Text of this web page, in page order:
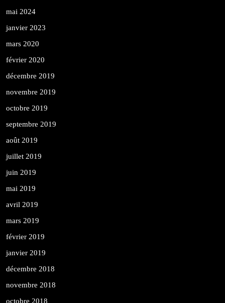
mai 2024
janvier 2023
mars 2020
février 2020
décembre 2019
novembre 2019
octobre 2019
septembre 2019
août 2019
juillet 2019
juin 2019
mai 2019
avril 2019
mars 2019
février 2019
janvier 2019
décembre 2018
novembre 2018
octobre 2018